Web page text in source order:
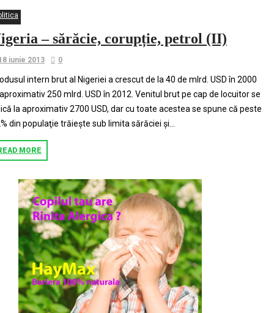
– sărăcie, corupție, petrol (II)
iunie 2013 0
intern brut al Nigeriei a crescut de la 40 de mlrd. USD în 2000
250 mlrd. USD în 2012. Venitul brut pe cap de locuitor se
la aproximativ 2700 USD, dar cu toate acestea se spune că peste
din populaţie trăieşte sub limita sărăciei şi...
MORE